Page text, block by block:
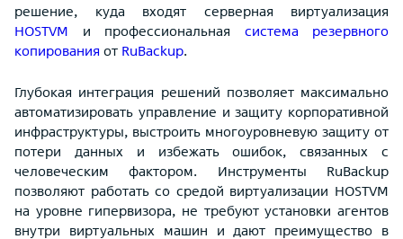
решение, куда входят серверная виртуализация
HOSTVM и профессиональная система резервного
копирования от RuBackup.
Глубокая интеграция решений позволяет максимально
автоматизировать управление и защиту корпоративной
инфраструктуры, выстроить многоуровневую защиту от
потери данных и избежать ошибок, связанных с
человеческим фактором. Инструменты RuBackup
позволяют работать со средой виртуализации HOSTVM
на уровне гипервизора, не требуют установки агентов
внутри виртуальных машин и дают преимущество в